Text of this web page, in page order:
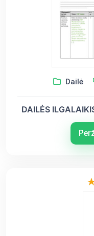
Dailė
DAILĖS